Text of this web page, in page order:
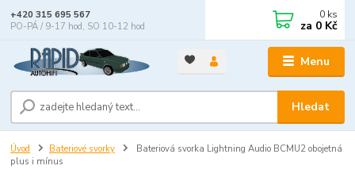
Menu
Hledat
+420 315 695 567
PO-PÁ / 9-17 hod, SO 10-12 hod
0 ks
za 0 Kč
Úvod Bateriové svorky
Bateriová svorka Lightning Audio BCMU2 obojetná
plus i mínus